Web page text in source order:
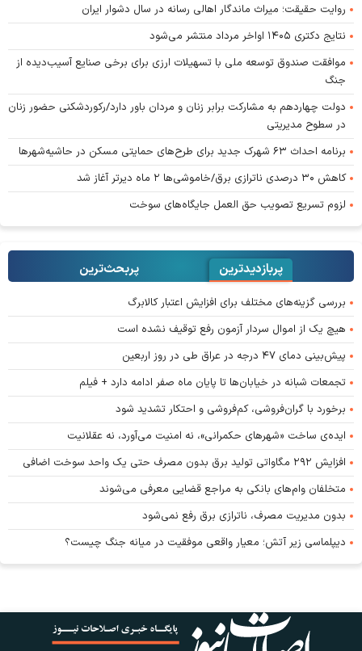
روایت حقیقت؛ میراث ماندگار اهالی رسانه در سال دشوار ایران
نتایج دکتری ۱۴۰۵ اواخر مرداد منتشر می‌شود
موافقت صندوق توسعه ملی با تسهیلات ارزی برای برخی صنایع آسیب‌دیده از
جنگ
دولت چهاردهم به مشارکت برابر زنان و مردان باور دارد/رکوردشکنی حضور زنان
در سطوح مدیریتی
برنامه احداث ۶۳ شهرک جدید برای طرح‌های حمایتی مسکن در حاشیه‌شهرها
کاهش ۳۰ درصدی ناترازی برق/خاموشی‌ها ۲ ماه دیرتر آغاز شد
لزوم تسریع تصویب حق العمل جایگاه‌های سوخت
پربازدیدترین پربحث‌ترین‌
بررسی گزینه‌های مختلف برای افزایش اعتبار کالابرگ
هیچ یک از اموال سردار آزمون رفع توقیف نشده است
پیش‌بینی دمای ۴۷ درجه در عراق طی در روز اربعین
تجمعات شبانه در خیابان‌ها تا پایان ماه صفر ادامه دارد + فیلم
برخورد با گران‌فروشی، کم‌فروشی و احتکار تشدید شود
ایده‌ی ساخت «شهرهای حکمرانی»، نه امنیت می‌آورد، نه عقلانیت
افزایش ۲۹۲ مگاواتی تولید برق بدون مصرف حتی یک واحد سوخت اضافی
متخلفان وام‌های بانکی به مراجع قضایی معرفی می‌شوند
بدون مدیریت مصرف، ناترازی برق رفع نمی‌شود
دیپلماسی زیر آتش؛ معیار واقعی موفقیت در میانه جنگ چیست؟